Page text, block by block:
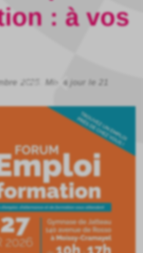
Fermer
: à vos
2025. Mis à jour le 21